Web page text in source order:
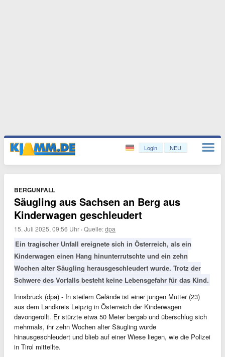
Login NEU
BERGUNFALL
Säugling aus Sachsen an Berg aus
Kinderwagen geschleudert
15. Juli 2025, 09:56 Uhr ·Quelle:dpa
Ein tragischer Unfall ereignete sich in Österreich, als ein
Kinderwagen einen Hang hinunterrutschte und ein zehn
Wochen alter Säugling herausgeschleudert wurde. Trotz der
Schwere des Vorfalls besteht keine Lebensgefahr für das Kind.
Innsbruck (dpa) - In steilem Gelände ist einer jungen Mutter (23)
aus dem Landkreis Leipzig in Österreich der Kinderwagen
davongerollt. Er stürzte etwa 50 Meter bergab und überschlug sich
mehrmals, ihr zehn Wochen alter Säugling wurde
hinausgeschleudert und blieb auf einer Wiese liegen, wie die Polizei
in Tirol mitteilte.